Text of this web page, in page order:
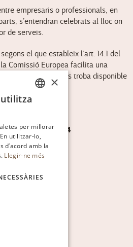
empresaris o professionals, en
s’entendran celebrats al lloc on
de serveis.
el que estableix l’art. 14.1 del
Comissió Europea facilita una
en línia, que es troba disponible
odr/
19 de març de 2024
SPANISH
GERMAN
×
per millorar
utilitzar-lo,
d’acord amb la
Llegir-ne més